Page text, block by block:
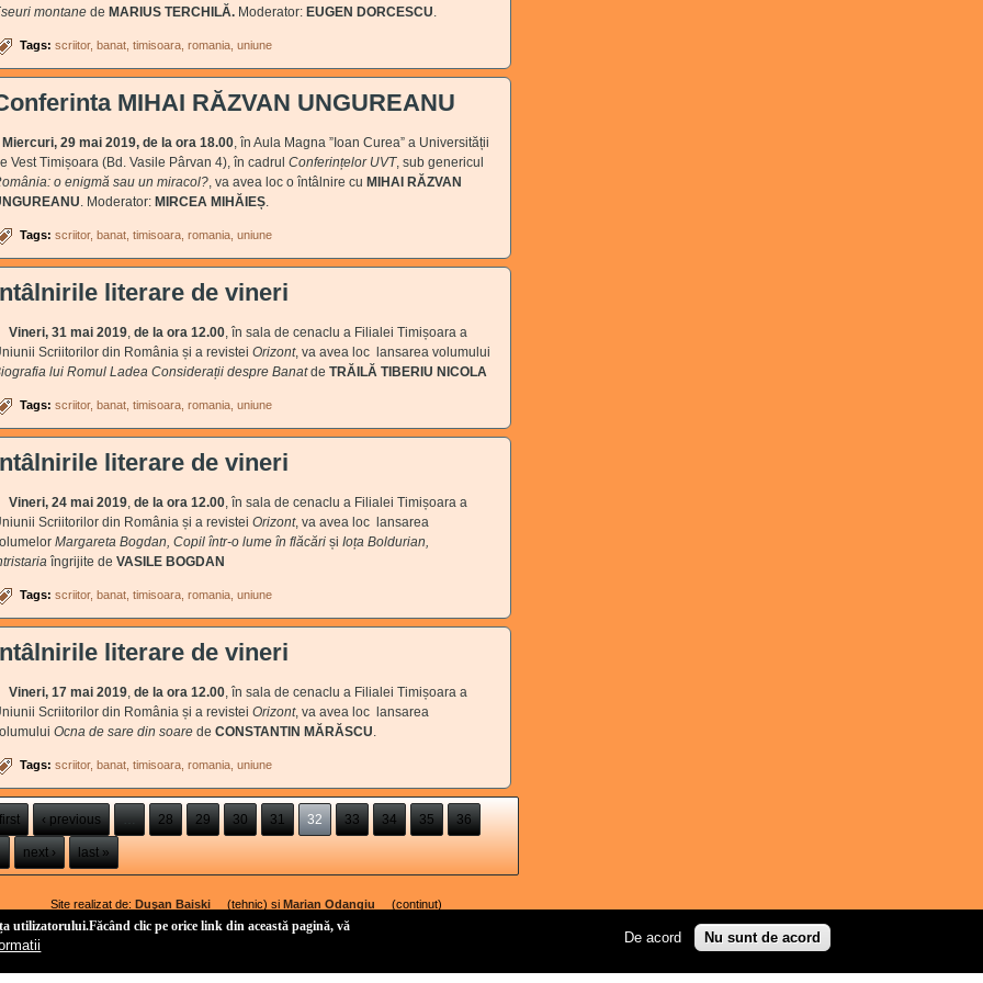
montane de MARIUS TERCHILĂ. Moderator: EUGEN DORCESCU.
Tags: scriitor banat timisoara romania uniune
MIHAI RĂZVAN UNGUREANU
Miercuri, 29 mai 2019, de la ora 18.00, în Aula Magna ”Ioan Curea” a Universității
Vest Timișoara (Bd. Vasile Pârvan 4), în cadrul Conferințelor UVT, sub genericul
o enigmă sau un miracol?, va avea loc o întâlnire cu MIHAI RĂZVAN
. Moderator: MIRCEA MIHĂIEȘ.
Tags: scriitor banat timisoara romania uniune
literare de vineri
Vineri, 31 mai 2019, de la ora 12.00, în sala de cenaclu a Filialei Timișoara a
Scriitorilor din România și a revistei Orizont, va avea loc lansarea volumului
lui Romul Ladea Considerații despre Banatde TRĂILĂ TIBERIU NICOLA
Tags: scriitor banat timisoara romania uniune
literare de vineri
Vineri, 24 mai 2019, de la ora 12.00, în sala de cenaclu a Filialei Timișoara a
Scriitorilor din România și a revistei Orizont, va avea loc lansarea
Margareta Bogdan, Copil într-o lume în flăcări și Ioța Boldurian,
îngrijite de VASILE BOGDAN
Tags: scriitor banat timisoara romania uniune
literare de vineri
Vineri, 17 mai 2019, de la ora 12.00, în sala de cenaclu a Filialei Timișoara a
Scriitorilor din România și a revistei Orizont, va avea loc lansarea
Ocna de sare din soare de CONSTANTIN MĂRĂSCU.
Tags: scriitor banat timisoara romania uniune
‹ previous … 28 29 30 31 32 33 34 35 36
next › last »
Site realizat de: Duşan Baiski(link is external)
(tehnic) și Marian Odangiu (link is external)
(conținut)
utilizatorului.Făcând clic pe orice link din această pagină, vă
De acord Nu sunt de acord